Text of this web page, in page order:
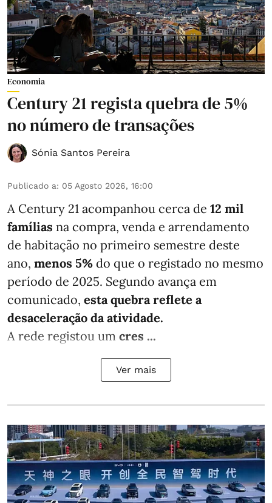
Economia
Century 21 regista quebra de 5%
no número de transações
Sónia Santos Pereira
Publicado a: 05 Agosto 2026, 16:00
A Century 21 acompanhou cerca de 12 mil
famílias na compra, venda e arrendamento
de habitação no primeiro semestre deste
ano, menos 5% do que o registado no mesmo
período de 2025. Segundo avança em
comunicado, esta quebra reflete a
desaceleração da atividade.
A rede registou um cres ...
Ver mais